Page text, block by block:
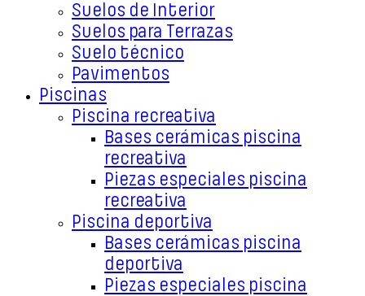
Suelos de Interior
Suelos para Terrazas
Suelo técnico
Pavimentos
Piscinas
Piscina recreativa
Bases cerámicas piscina
recreativa
Piezas especiales piscina
recreativa
Piscina deportiva
Bases cerámicas piscina
deportiva
Piezas especiales piscina